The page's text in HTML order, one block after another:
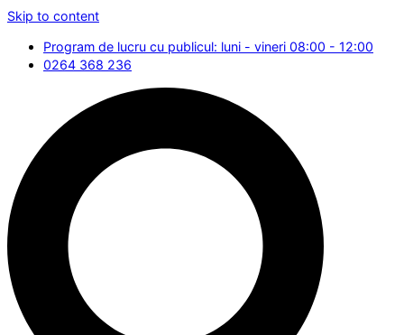
Skip to content
Program de lucru cu publicul: luni - vineri 08:00 - 12:00
0264 368 236